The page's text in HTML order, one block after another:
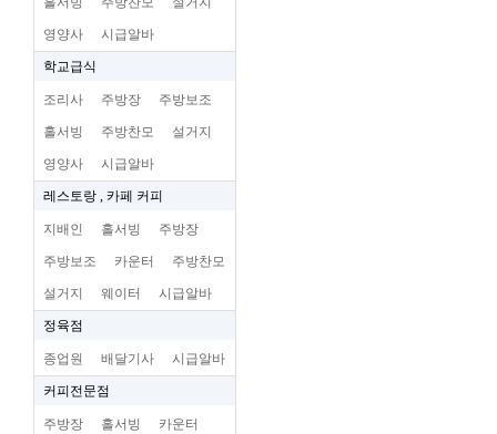
영양사 시급알바
학교급식
조리사 주방장 주방보조
홀서빙 주방찬모 설거지
영양사 시급알바
레스토랑 , 카페 커피
지배인 홀서빙 주방장
주방보조 카운터 주방찬모
설거지 웨이터 시급알바
정육점
종업원 배달기사 시급알바
커피전문점
주방장 홀서빙 카운터